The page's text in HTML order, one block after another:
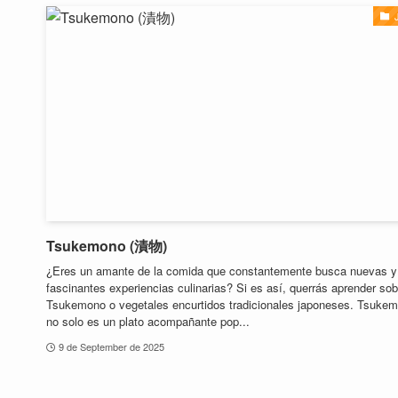
Tsukemono (漬物)
¿Eres un amante de la comida que constantemente busca nuevas y
fascinantes experiencias culinarias? Si es así, querrás aprender
Tsukemono o vegetales encurtidos tradicionales japoneses.
no solo es un plato acompañante pop...
9 de September de 2025